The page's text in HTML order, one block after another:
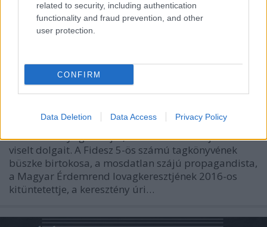
related to security, including authentication
functionality and fraud prevention, and other
user protection.
CONFIRM
Data Deletion Data Access Privacy Policy
Partvonalra szorítják Orbánt
Kabai Domokos Lajos•2019. január 16.
Egy szalonképtelen ember képét alakítja ki Orbán
Viktorról a nyugati sajtó, ellene fordítva saját és köre
viselt dolgait. A Fidesz 5-ös számú tagkönyvének
büszke birtokosa, a mosdatlan szájú propagandista,
a Magyar Érdemrend lovagkeresztjének 2016-os
kitüntetettje, a keresztény úri…